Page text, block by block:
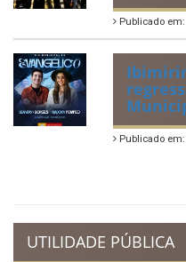
Publicado
Publicado
UTILIDADE PÚBLICA